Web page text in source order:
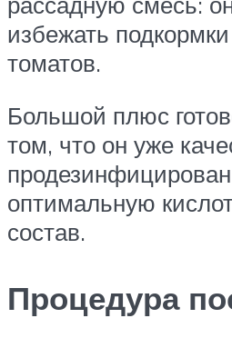
избежать
томатов.
Большой плюс
том, что он уже
оптимальную
состав.
Процедура